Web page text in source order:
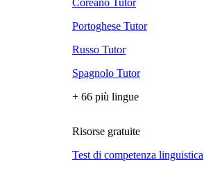
Coreano Tutor
Portoghese Tutor
Russo Tutor
Spagnolo Tutor
+ 66 più lingue
Risorse gratuite
Test di competenza linguistica